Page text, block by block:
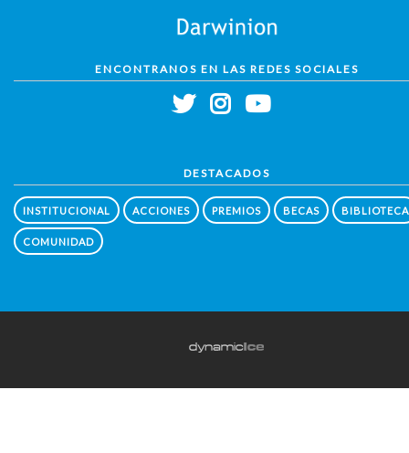
ENCONTRANOS EN LAS REDES SOCIALES
DESTACADOS
INSTITUCIONAL ACCIONES PREMIOS BECAS BIBLIOTECA
COMUNIDAD